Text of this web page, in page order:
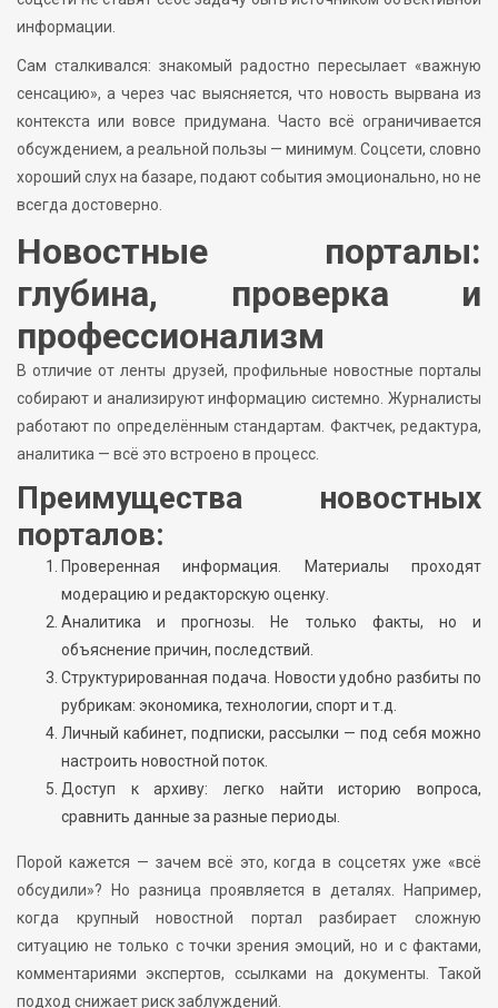
информации.
Сам сталкивался: знакомый радостно пересылает «важную
сенсацию», а через час выясняется, что новость вырвана из
контекста или вовсе придумана. Часто всё ограничивается
обсуждением, а реальной пользы — минимум. Соцсети, словно
хороший слух на базаре, подают события эмоционально, но не
всегда достоверно.
Новостные порталы:
глубина, проверка и
профессионализм
В отличие от ленты друзей, профильные новостные порталы
собирают и анализируют информацию системно. Журналисты
работают по определённым стандартам. Фактчек, редактура,
аналитика — всё это встроено в процесс.
Преимущества новостных
порталов:
Проверенная информация. Материалы проходят
модерацию и редакторскую оценку.
Аналитика и прогнозы. Не только факты, но и
объяснение причин, последствий.
Структурированная подача. Новости удобно разбиты по
рубрикам: экономика, технологии, спорт и т.д.
Личный кабинет, подписки, рассылки — под себя можно
настроить новостной поток.
Доступ к архиву: легко найти историю вопроса,
сравнить данные за разные периоды.
Порой кажется — зачем всё это, когда в соцсетях уже «всё
обсудили»? Но разница проявляется в деталях. Например,
когда крупный новостной портал разбирает сложную
ситуацию не только с точки зрения эмоций, но и с фактами,
комментариями экспертов, ссылками на документы. Такой
подход снижает риск заблуждений.